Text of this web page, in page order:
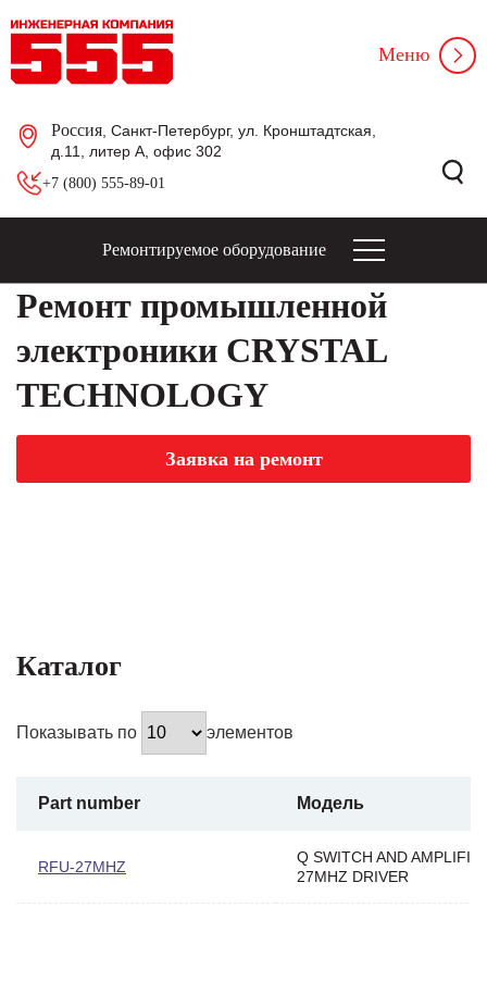
Россия , Санкт-Петербург, ул. Кронштадтская,
д.11, литер А, офис 302
+7 (800) 555-89-01
Меню
Ремонтируемое оборудование
Ремонт промышленной
электроники CRYSTAL
TECHNOLOGY
Заявка на ремонт
Каталог
Показывать по элементов
Part number Модель
RFU-27MHZ
Q SWITCH AND
27MHZ DRIVER